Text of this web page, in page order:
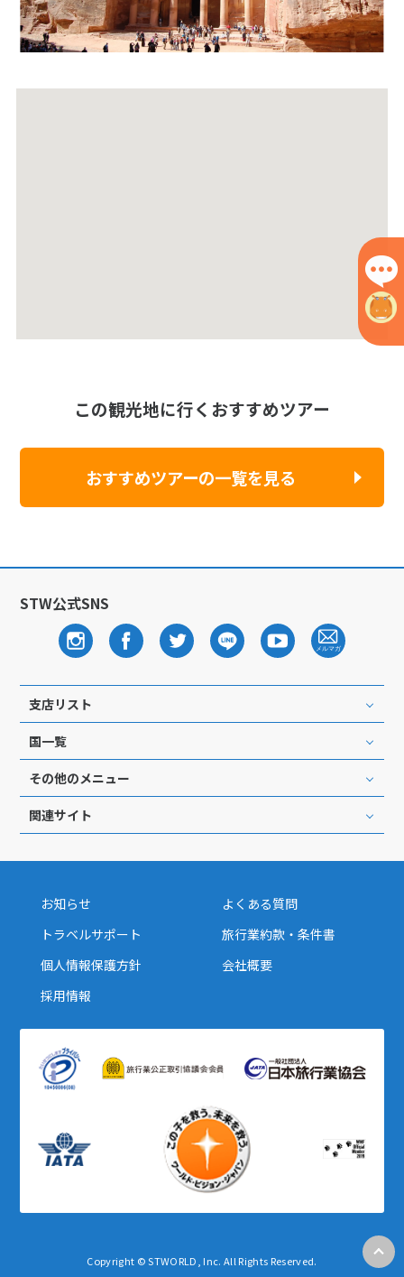
この観光地に行くおすすめツアー
おすすめツアーの一覧を見る
STW公式SNS
支店リスト
国一覧
その他のメニュー
関連サイト
お知らせ
よくある質問
トラベルサポート
旅行業約款・条件書
個人情報保護方針
会社概要
採用情報
Copyright © STWORLD, Inc. All Rights Reserved.